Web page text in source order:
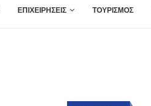
ΕΠΙΧΕΙΡΗΣΕΙΣ ΤΟΥΡΙΣΜΟΣ